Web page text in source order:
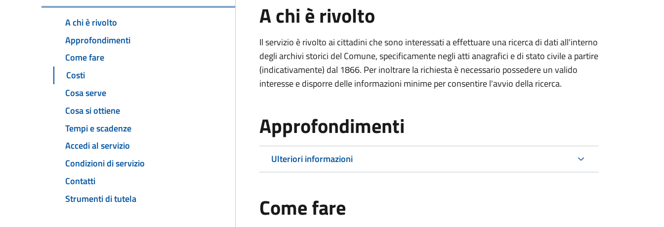
A chi è rivolto
Approfondimenti
Come fare
Costi
Cosa serve
Cosa si ottiene
Tempi e scadenze
Accedi al servizio
Condizioni di servizio
Contatti
Strumenti di tutela
A chi è rivolto
Il servizio è rivolto ai cittadini che sono interessati a effettuare una ricerca di dati all'interno
degli archivi storici del Comune, specificamente negli atti anagrafici e di stato civile a partire
(indicativamente) dal 1866. Per inoltrare la richiesta è necessario possedere un valido
interesse e disporre delle informazioni minime per consentire l'avvio della ricerca.
Approfondimenti
Ulteriori informazioni
Come fare